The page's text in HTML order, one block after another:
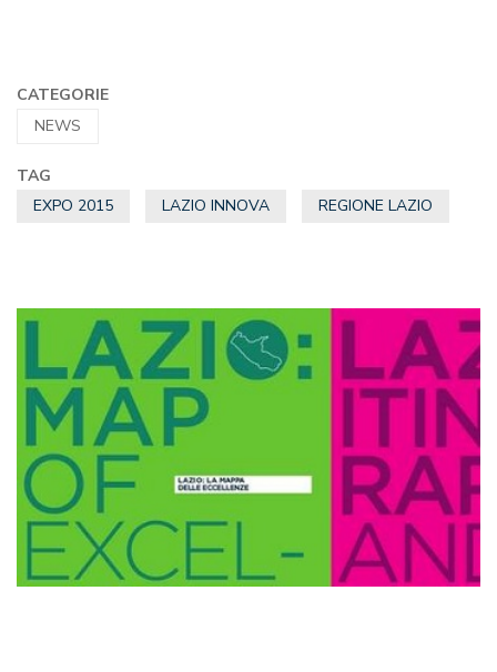
CATEGORIE
NEWS
TAG
EXPO 2015
LAZIO INNOVA REGIONE LAZIO